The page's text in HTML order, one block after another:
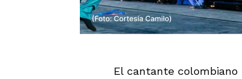
El cantante